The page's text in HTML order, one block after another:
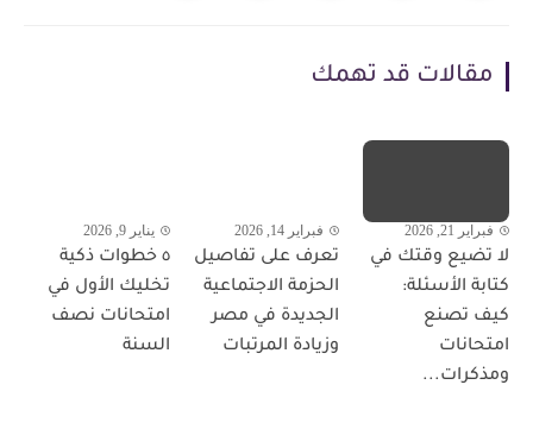
مقالات قد تهمك
فبراير 21, 2026
لا تضيع وقتك في
كتابة الأسئلة:
كيف تصنع
امتحانات
ومذكرات...
فبراير 14, 2026
تعرف على تفاصيل
الحزمة الاجتماعية
الجديدة في مصر
وزيادة المرتبات
يناير 9, 2026
٥ خطوات ذكية
تخليك الأول في
امتحانات نصف
السنة